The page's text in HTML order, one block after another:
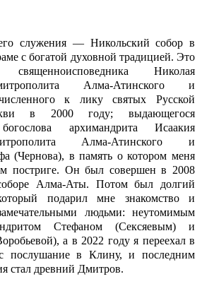
служения — Никольский собор в
с богатой духовной традицией. Это
Николая
Алма-Атинского и
к лику святых Русской
в 2000 году; выдающегося
архимандрита Исаакия
Алма-Атинского и
(Чернова), в память о котором меня
постриге. Он был совершен в 2008
Алма-Аты. Потом был долгий
подарил мне знакомство и
людьми: неутомимым
Стефаном (Сексяевым) и
а в 2022 году я переехал в
послушание в Клину, и последним
стал древний Дмитров.